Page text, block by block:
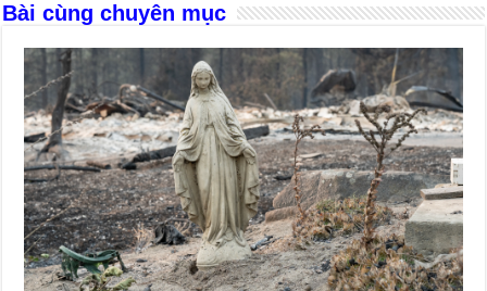
Bài cùng chuyên mục